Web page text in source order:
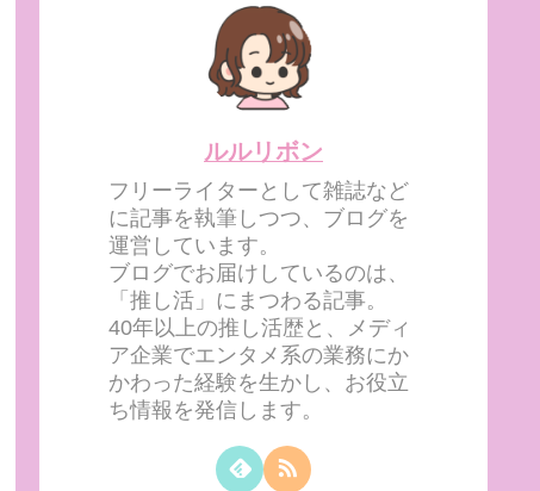
ルルリボン
フリーライターとして雑誌など
に記事を執筆しつつ、ブログを
運営しています。
ブログでお届けしているのは、
「推し活」にまつわる記事。
40年以上の推し活歴と、メディ
ア企業でエンタメ系の業務にか
かわった経験を生かし、お役立
ち情報を発信します。